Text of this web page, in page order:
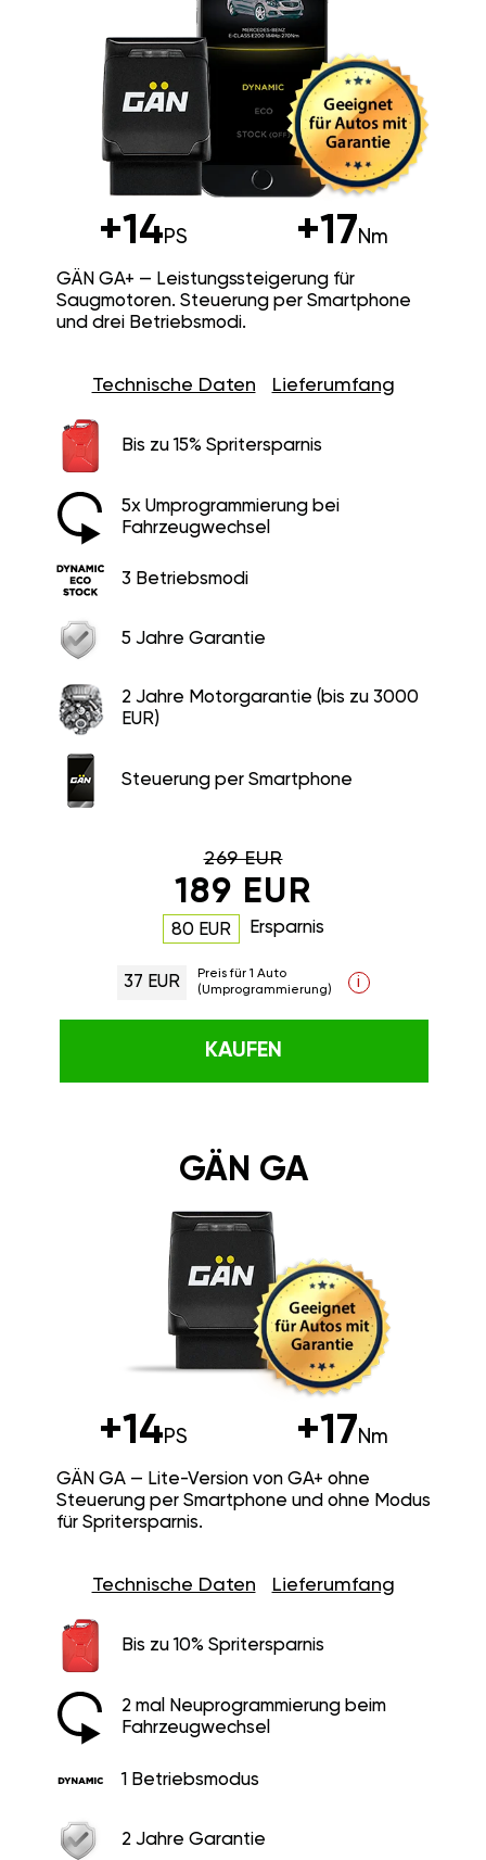
+14PS +17Nm
GÄN GA+ — Leistungssteigerung für
Saugmotoren. Steuerung per Smartphone
und drei Betriebsmodi.
Technische Daten Lieferumfang
Bis zu 15% Spritersparnis
5x Umprogrammierung bei
Fahrzeugwechsel
3 Betriebsmodi
5 Jahre Garantie
2 Jahre Motorgarantie (bis zu 3000
EUR)
Steuerung per Smartphone
269 EUR
189 EUR
80 EUR Ersparnis
37 EUR
Preis für 1 Auto
(Umprogrammierung)
i
KAUFEN
GÄN GA
+14PS +17Nm
GÄN GA — Lite-Version von GA+ ohne
Steuerung per Smartphone und ohne Modus
für Spritersparnis.
Technische Daten Lieferumfang
Bis zu 10% Spritersparnis
2 mal Neuprogrammierung beim
Fahrzeugwechsel
1 Betriebsmodus
2 Jahre Garantie